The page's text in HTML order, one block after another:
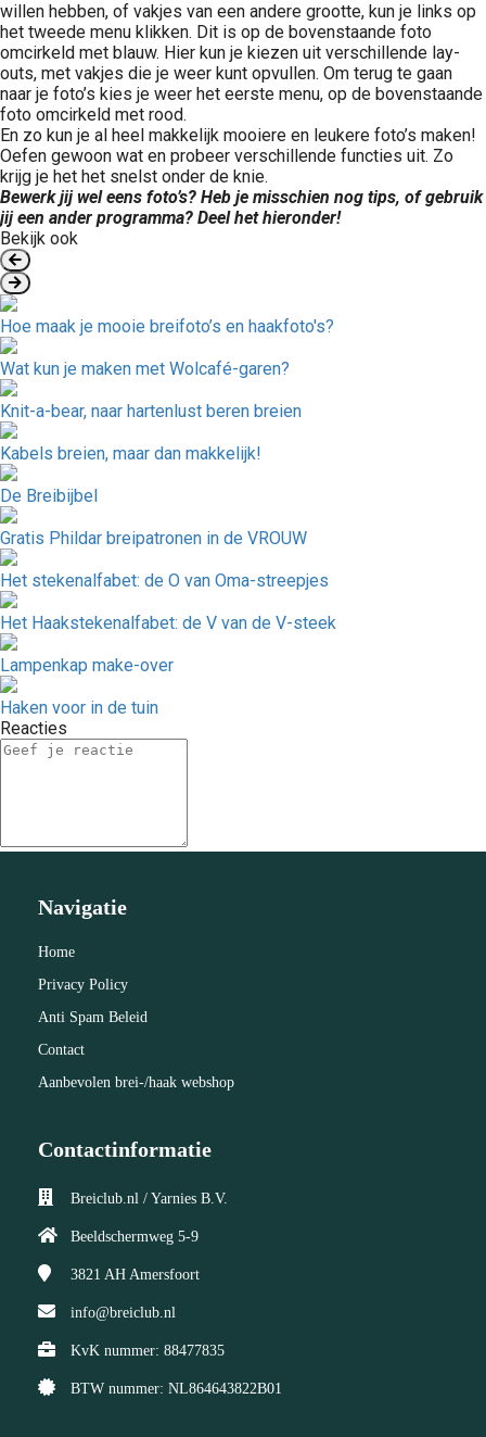
willen hebben, of vakjes van een andere grootte, kun je links op
het tweede menu klikken. Dit is op de bovenstaande foto
omcirkeld met blauw. Hier kun je kiezen uit verschillende lay-
outs, met vakjes die je weer kunt opvullen. Om terug te gaan
naar je foto’s kies je weer het eerste menu, op de bovenstaande
foto omcirkeld met rood.
En zo kun je al heel makkelijk mooiere en leukere foto’s maken!
Oefen gewoon wat en probeer verschillende functies uit. Zo
krijg je het het snelst onder de knie.
Bewerk jij wel eens foto’s? Heb je misschien nog tips, of gebruik
jij een ander programma? Deel het hieronder!
Bekijk ook
Hoe maak je mooie breifoto’s en haakfoto's?
Wat kun je maken met Wolcafé-garen?
Knit-a-bear, naar hartenlust beren breien
Kabels breien, maar dan makkelijk!
De Breibijbel
Gratis Phildar breipatronen in de VROUW
Het stekenalfabet: de O van Oma-streepjes
Het Haakstekenalfabet: de V van de V-steek
Lampenkap make-over
Haken voor in de tuin
Reacties
Navigatie
Home
Privacy Policy
Anti Spam Beleid
Contact
Aanbevolen brei-/haak webshop
Contactinformatie
Breiclub.nl / Yarnies B.V.
Beeldschermweg 5-9
3821 AH Amersfoort
info@breiclub.nl
KvK nummer: 88477835
BTW nummer: NL864643822B01